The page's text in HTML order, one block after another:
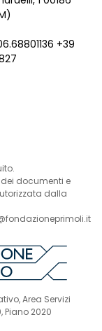
+39
documenti e
dalla
Area Servizi
Piano 2020